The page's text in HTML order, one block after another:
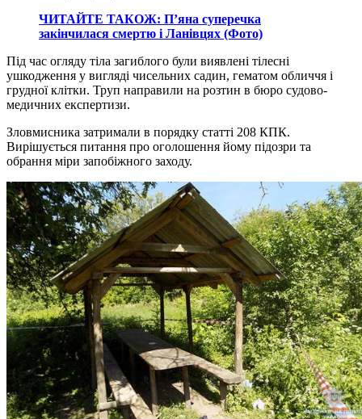
ЧИТАЙТЕ ТАКОЖ: П’яна суперечка
закінчилася смертю і Ланівцях (Фото)
Під час огляду тіла загиблого були виявлені тілесні
ушкодження у вигляді чисельних садин, гематом обличчя і
грудної клітки. Труп направили на розтин в бюро судово-
медичних експертизи.
Зловмисника затримали в порядку статті 208 КПК.
Вирішується питання про оголошення йому підозри та
обрання міри запобіжного заходу.